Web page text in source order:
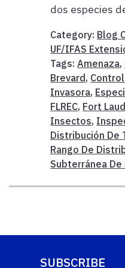
dos especies
Category: Blog
UF/IFAS
Tags:Amenaza,
Brevard,
Invasora,
FLREC, Fort
Insectos,
Distribución De
Rango De
Subterránea De
SUBSCRIBE